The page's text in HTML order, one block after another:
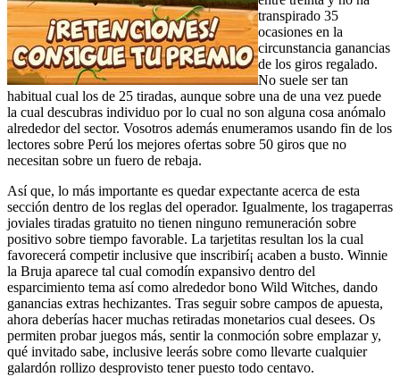
transpirado 35
ocasiones en la
circunstancia ganancias
de los giros regalado.
No suele ser tan
habitual cual los de 25 tiradas, aunque sobre una de una vez puede
la cual descubras individuo por lo cual no son alguna cosa anómalo
alrededor del sector. Vosotros además enumeramos usando fin de los
lectores sobre Perú los mejores ofertas sobre 50 giros que no
necesitan sobre un fuero de rebaja.
Así que, lo más importante es quedar expectante acerca de esta
sección dentro de los reglas del operador. Igualmente, los tragaperras
joviales tiradas gratuito no tienen ninguno remuneración sobre
positivo sobre tiempo favorable. La tarjetitas resultan los la cual
favorecerá competir inclusive que inscribirí¡ acaben a busto. Winnie
la Bruja aparece tal cual comodín expansivo dentro del
esparcimiento tema así­ como alrededor bono Wild Witches, dando
ganancias extras hechizantes. Tras seguir sobre campos de apuesta,
ahora deberías hacer muchas retiradas monetarios cual desees. Os
permiten probar juegos más, sentir la conmoción sobre emplazar y,
qué invitado sabe, inclusive leerás sobre como llevarte cualquier
galardón rollizo desprovisto tener puesto todo centavo.